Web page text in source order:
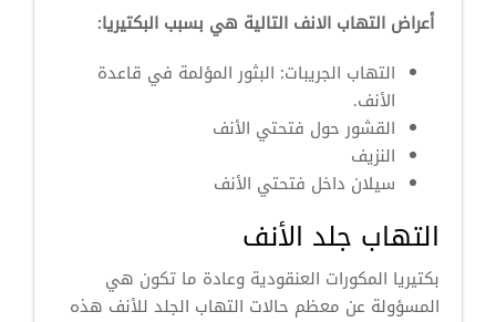
أعراض التهاب الانف التالية هي بسبب البكتيريا:
التهاب الجريبات: البثور المؤلمة في قاعدة
الأنف.
القشور حول فتحتي الأنف
النزيف
سيلان داخل فتحتي الأنف
التهاب جلد الأنف
بكتيريا المكورات العنقودية وعادة ما تكون هي
المسؤولة عن معظم حالات التهاب الجلد للأنف هذه